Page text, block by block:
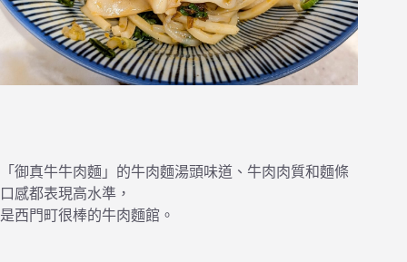
「御真牛牛肉麵」的牛肉麵湯頭味道、牛肉肉質和麵條
口感都表現高水準，
是西門町很棒的牛肉麵館。